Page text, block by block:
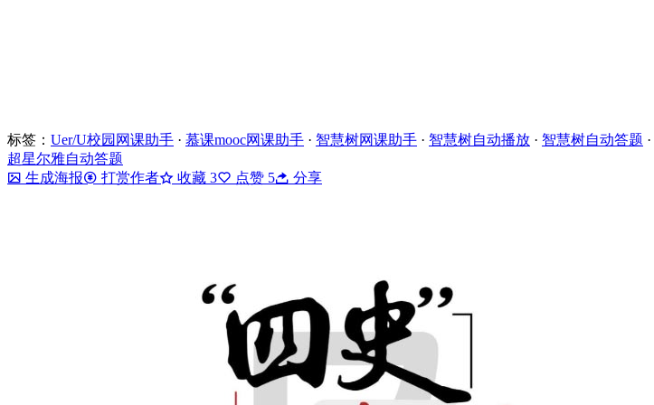
标签： Uer/U校园网课助手 · 慕课mooc网课助手 · 智慧树网课助手 · 智慧树自动播放 · 智慧树自动答题 ·
超星尔雅自动答题
生成海报
打赏作者 收藏 3 点赞 5 分享